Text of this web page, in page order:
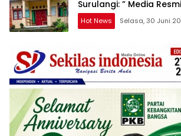
Surulangi: ” Media
Takut apalagi Media
Kalian”
Hot News Selasa, 30 Juni